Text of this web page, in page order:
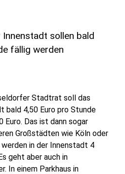
sollen bald
fällig werden
Stadtrat soll das
bald 4,50 Euro pro Stunde
Das ist dann sogar
Großstädten wie Köln oder
in der Innenstadt 4
geht aber auch in
In einem Parkhaus in